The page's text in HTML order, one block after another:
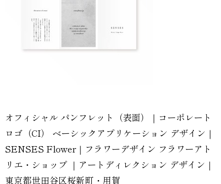
オフィシャル パンフレット（表面）｜コーポレート
ロゴ（CI） ベーシックアプリケーション デザイン｜
SENSES Flower｜フラワーデザイン フラワーアト
リエ・ショップ ｜アートディレクション デザイン｜
東京都世田谷区桜新町・用賀